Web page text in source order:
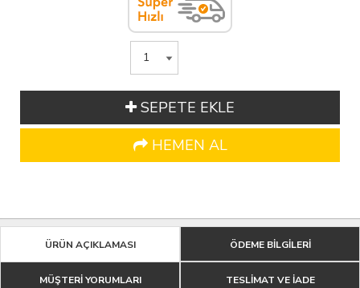
SEPETE EKLE
HEMEN AL
ÜRÜN AÇIKLAMASI ÖDEME BİLGİLERİ
MÜŞTERİ YORUMLARI TESLİMAT VE İADE